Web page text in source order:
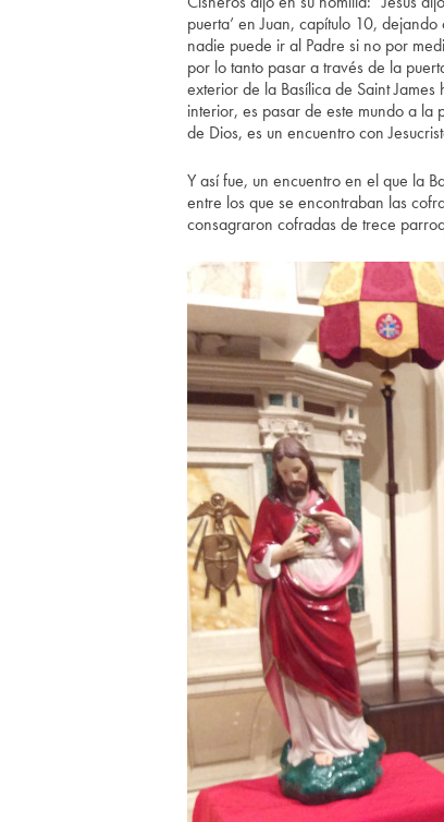
puerta’ en Juan, capítulo 10, dejando
nadie puede ir al Padre si no por
por lo tanto pasar a través de la
exterior de la Basílica de Saint James
interior, es pasar de este mundo a la
de Dios, es un encuentro con
Y así fue, un encuentro en el que la
entre los que se encontraban las
consagraron cofradas de trece